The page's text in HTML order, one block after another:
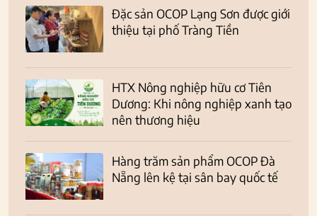
Đặc sản OCOP Lạng Sơn được giới
thiệu tại phố Tràng Tiền
HTX Nông nghiệp hữu cơ Tiên
Dương: Khi nông nghiệp xanh tạo
nên thương hiệu
Hàng trăm sản phẩm OCOP Đà
Nẵng lên kệ tại sân bay quốc tế